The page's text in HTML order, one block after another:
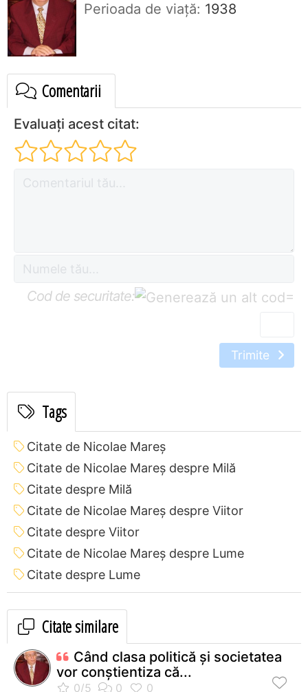
Perioada de viaţă: 1938
Comentarii
Evaluați acest citat:
Cod de securitate: =
Trimite
Tags
Citate de Nicolae Mareș
Citate de Nicolae Mareș despre Milă
Citate despre Milă
Citate de Nicolae Mareș despre Viitor
Citate despre Viitor
Citate de Nicolae Mareș despre Lume
Citate despre Lume
Citate similare
Când clasa politică şi societatea
vor conştientiza că...